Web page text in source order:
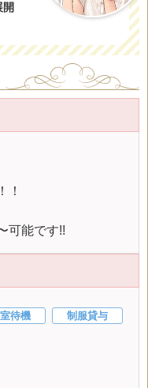
！
可能です!!
待機 制服貸与